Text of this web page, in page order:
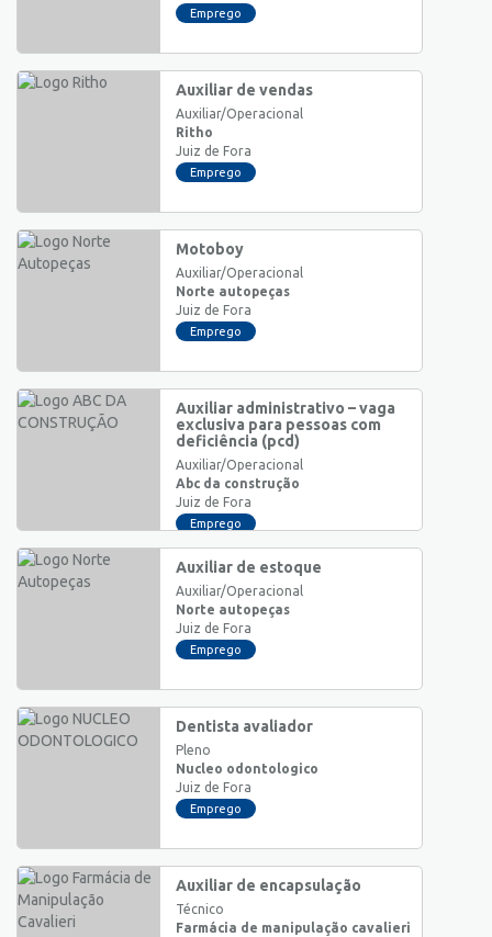
Emprego
Auxiliar de vendas
Auxiliar/Operacional
Ritho
Juiz de Fora
Emprego
Motoboy
Auxiliar/Operacional
Norte autopeças
Juiz de Fora
Emprego
Auxiliar administrativo – vaga
exclusiva para pessoas com
deficiência (pcd)
Auxiliar/Operacional
Abc da construção
Juiz de Fora
Emprego
Auxiliar de estoque
Auxiliar/Operacional
Norte autopeças
Juiz de Fora
Emprego
Dentista avaliador
Pleno
Nucleo odontologico
Juiz de Fora
Emprego
Auxiliar de encapsulação
Técnico
Farmácia de manipulação cavalieri